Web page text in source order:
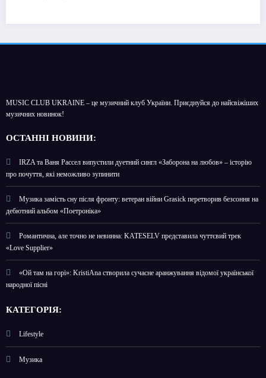
MUSIC CLUB UKRAINE – це музичний клуб України. Приєднуйся до найсвіжіших
музичних новинок!
ОСТАННІ НОВИНИ:
IRZA та Ваня Рассел випустили дуетний сингл «Заборона на любов» – історію
про почуття, які неможливо зупинити
Музика замість сну після фронту: ветеран війни Grasick перетворив безсоння на
дебютний альбом «Поетроніка»
Романтична, але точно не невинна: KATESELV представила чуттєвий трек
«Love Supplier»
«Ой там на горі»: KristiAna створила сучасне аранжування відомої української
народної пісні
КАТЕГОРІЯ:
Lifestyle
Музика